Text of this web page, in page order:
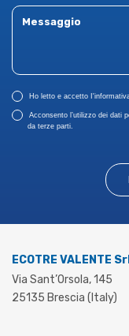
Ho letto e accetto
Acconsento l’utilizzo dei dati
da terze parti.
ECOTRE VALENTE Srl
Via Sant’Orsola, 145
25135 Brescia (Italy)